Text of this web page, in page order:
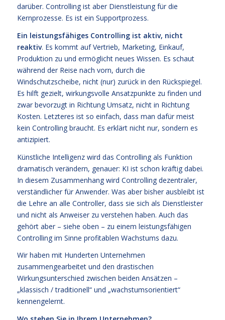
darüber. Controlling ist aber Dienstleistung für die
Kernprozesse. Es ist ein Supportprozess.
Ein leistungsfähiges Controlling ist aktiv, nicht
reaktiv. Es kommt auf Vertrieb, Marketing, Einkauf,
Produktion zu und ermöglicht neues Wissen. Es schaut
während der Reise nach vorn, durch die
Windschutzscheibe, nicht (nur) zurück in den Rückspiegel.
Es hilft gezielt, wirkungsvolle Ansatzpunkte zu finden und
zwar bevorzugt in Richtung Umsatz, nicht in Richtung
Kosten. Letzteres ist so einfach, dass man dafür meist
kein Controlling braucht. Es erklärt nicht nur, sondern es
antizipiert.
Künstliche Intelligenz wird das Controlling als Funktion
dramatisch verändern, genauer: KI ist schon kräftig dabei.
In diesem Zusammenhang wird Controlling dezentraler,
verständlicher für Anwender. Was aber bisher ausbleibt ist
die Lehre an alle Controller, dass sie sich als Dienstleister
und nicht als Anweiser zu verstehen haben. Auch das
gehört aber – siehe oben – zu einem leistungsfähigen
Controlling im Sinne profitablen Wachstums dazu.
Wir haben mit Hunderten Unternehmen
zusammengearbeitet und den drastischen
Wirkungsunterschied zwischen beiden Ansätzen –
„klassisch / traditionell“ und „wachstumsorientiert“
kennengelernt.